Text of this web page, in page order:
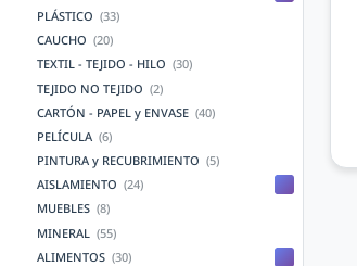
PLÁSTICO (33)
CAUCHO (20)
TEXTIL - TEJIDO - HILO (30)
TEJIDO NO TEJIDO (2)
CARTÓN - PAPEL y ENVASE (40)
PELÍCULA (6)
PINTURA y RECUBRIMIENTO (5)
AISLAMIENTO (24)
MUEBLES (8)
MINERAL
(55)
ALIMENTOS (30)